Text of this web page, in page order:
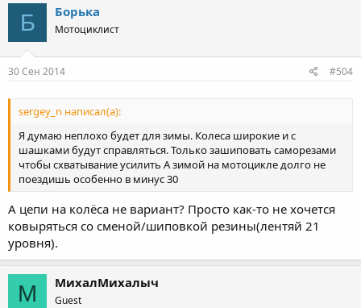
Б Борька
Мотоциклист
30 Сен 2014 #504
sergey_n написал(а):
Я думаю неплохо будет для зимы. Колеса широкие и с
шашками будут справляться. Только зашиповать саморезами
чтобы схватывание усилить А зимой на мотоцикле долго не
поездишь особенно в минус 30
А цепи на колёса не вариант? Просто как-то не хочется
ковыряться со сменой/шиповкой резины(лентяй 21
уровня).
М МихалМихалыч
Guest